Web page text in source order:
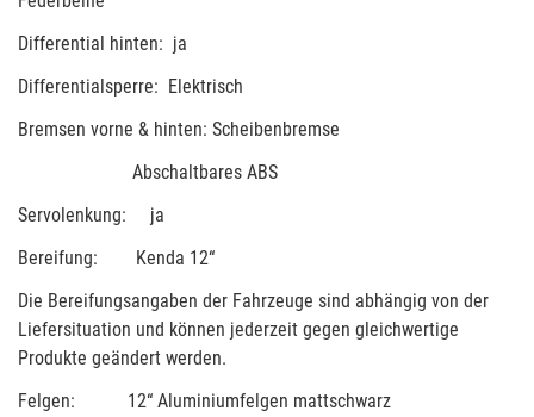
Differential hinten: ja
Differentialsperre: Elektrisch
Bremsen vorne & hinten: Scheibenbremse
Abschaltbares ABS
Servolenkung: ja
Bereifung: Kenda 12“
Die Bereifungsangaben der Fahrzeuge sind abhängig von der
Liefersituation und können jederzeit gegen gleichwertige
Produkte geändert werden.
Felgen: 12“ Aluminiumfelgen mattschwarz